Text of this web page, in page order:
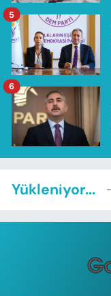
5
6
Yükleniyor...